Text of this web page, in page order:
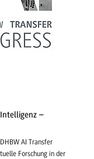
–
AI Transfer
Forschung in der